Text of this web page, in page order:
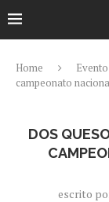
Home Evento
campeonato
DOS
escrito